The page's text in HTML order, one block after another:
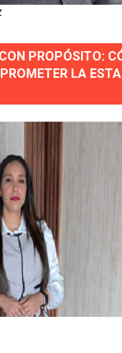
PROPÓSITO:
LA